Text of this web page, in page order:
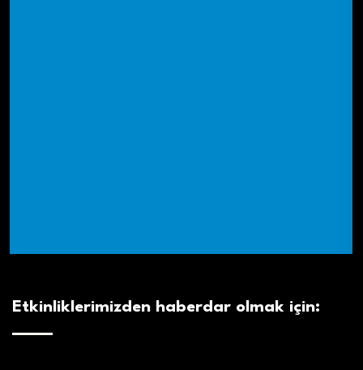
Etkinliklerimizden haberdar olmak için: